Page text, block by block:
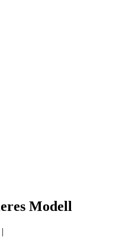
Modell
|